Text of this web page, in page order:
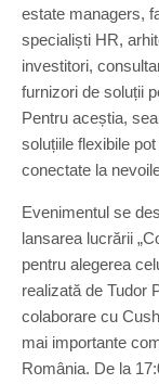
estate managers,
specialiști HR,
investitori,
furnizori de soluții
Pentru aceștia,
soluțiile flexibile
conectate la
Evenimentul se
lansarea lucrării
pentru alegerea
realizată de Tudor
colaborare cu
mai importante
România. De la